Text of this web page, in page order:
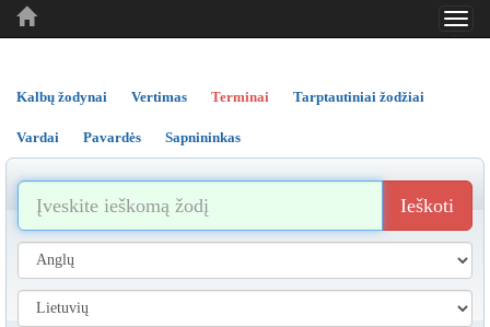
..
..
Kalbų žodynai Vertimas Terminai Tarptautiniai žodžiai
Vardai Pavardės Sapnininkas
Ieškoti